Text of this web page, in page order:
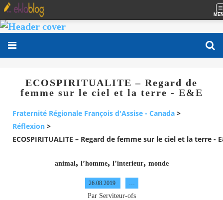
ECOSPIRITUALITE – Regard de
femme sur le ciel et la terre - E&E
Fraternité Régionale François d'Assise - Canada >
Réflexion >
ECOSPIRITUALITE – Regard de femme sur le ciel et la terre -
animal , l’homme, l’interieur, monde
26.08.2019
Par Serviteur-ofs